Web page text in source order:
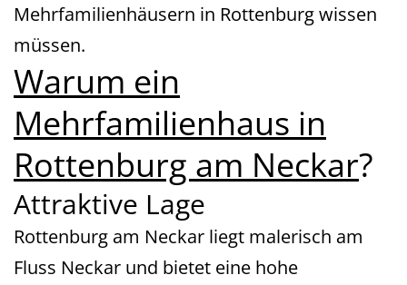
Mehrfamilienhäusern in Rottenburg wissen
müssen.
Warum ein
Mehrfamilienhaus in
Rottenburg am Neckar?
Attraktive Lage
Rottenburg am Neckar liegt malerisch am
Fluss Neckar und bietet eine hohe